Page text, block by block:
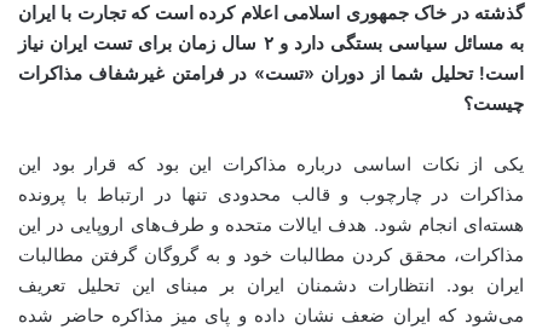
گذشته در خاک جمهوری اسلامی اعلام کرده است که تجارت با ایران
به مسائل سیاسی بستگی دارد و ۲ سال زمان برای تست ایران نیاز
است! تحلیل شما از دوران «تست» در فرامتن غیرشفاف مذاکرات
چیست؟
یکی از نکات اساسی درباره مذاکرات این بود که قرار بود این
مذاکرات در چارچوب و قالب محدودی تنها در ارتباط با پرونده
هسته‌ای انجام شود. هدف ایالات متحده و طرف‌های اروپایی در این
مذاکرات، محقق کردن مطالبات خود و به گروگان گرفتن مطالبات
ایران بود. انتظارات دشمنان ایران بر مبنای این تحلیل تعریف
می‌شود که ایران ضعف نشان داده و پای میز مذاکره حاضر شده